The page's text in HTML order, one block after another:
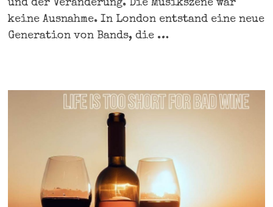
und der Veränderung. Die Musikszene war
keine Ausnahme. In London entstand eine neue
Generation von Bands, die …